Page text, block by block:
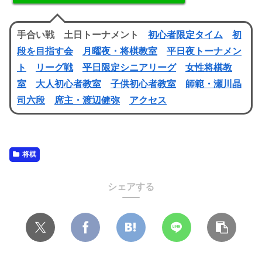
手合い戦 土日トーナメント 初心者限定タイム
初
段を目指す会
月曜夜・将棋教室
平日夜トーナメン
ト
リーグ戦 平日限定シニアリーグ
女性将棋教
室
大人初心者教室 子供初心者教室
師範・瀬川晶
司六段
席主・渡辺健弥 アクセス
将棋
シェアする